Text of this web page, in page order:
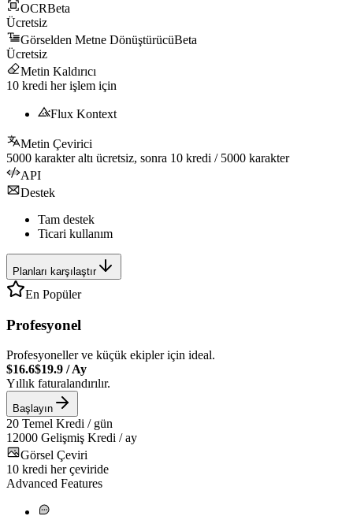
OCRBeta
Ücretsiz
Görselden Metne DönüştürücüBeta
Ücretsiz
Metin Kaldırıcı
10 kredi her işlem için
Flux Kontext
Metin Çevirici
5000 karakter altı ücretsiz, sonra 10 kredi / 5000 karakter
API
Destek
Tam destek
Ticari kullanım
Planları karşılaştır
En Popüler
Profesyonel
Profesyoneller ve küçük ekipler için ideal.
$16.6$19.9 /Ay
Yıllık faturalandırılır.
Başlayın
20 Temel Kredi / gün
12000 Gelişmiş Kredi / ay
Görsel Çeviri
10 kredi her çeviride
Advanced Features